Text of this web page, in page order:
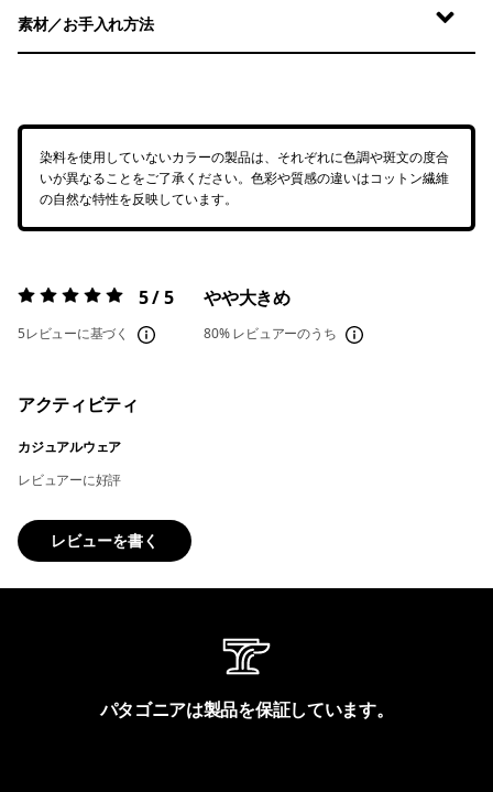
素材／お手入れ方法
染料を使用していないカラーの製品は、それぞれに色調や斑文の度合
いが異なることをご了承ください。色彩や質感の違いはコットン繊維
の自然な特性を反映しています。
評価:5 / 5 5 / 5
5レビューに基づく
やや大きめ
80%レビュアーのうち
アクティビティ
カジュアルウェア
レビュアーに好評
レビューを書く
パタゴニアは製品を保証しています。